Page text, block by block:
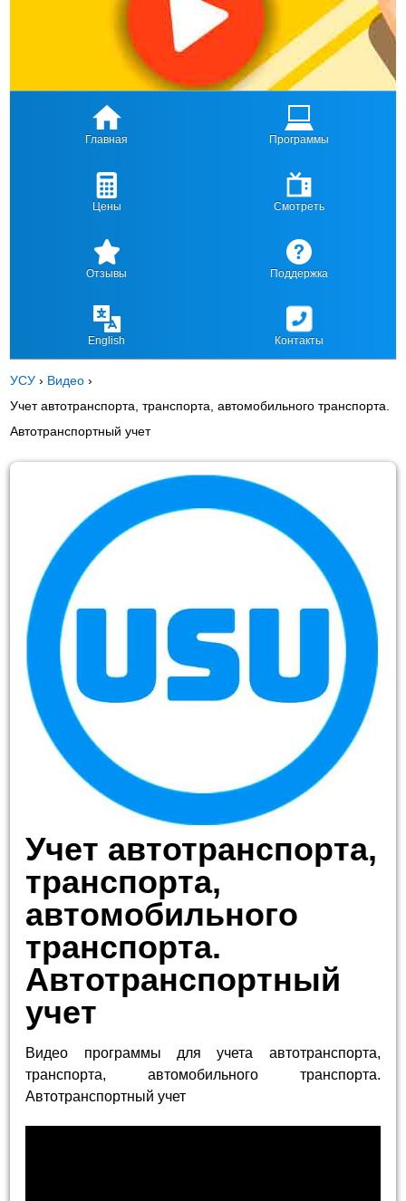
Главная Программы
Цены Смотреть
Отзывы Поддержка
English Контакты
УСУ › Видео ›
Учет автотранспорта, транспорта, автомобильного транспорта.
Автотранспортный учет
Учет автотранспорта,
транспорта,
автомобильного
транспорта.
Автотранспортный
учет
Видео программы для учета автотранспорта,
транспорта, автомобильного транспорта.
Автотранспортный учет